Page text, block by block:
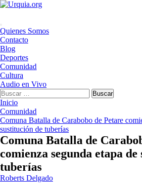
Saltar
Menú
principal
Quienes Somos
Contacto
Blog
Deportes
Comunidad
Cultura
Audio en Vivo
Buscar:
Inicio
Comunidad
Comuna Batalla de Carabobo de Petare
sustitución de tuberías
Comuna Batalla de
comienza segunda etapa
tuberías
Roberts Delgado